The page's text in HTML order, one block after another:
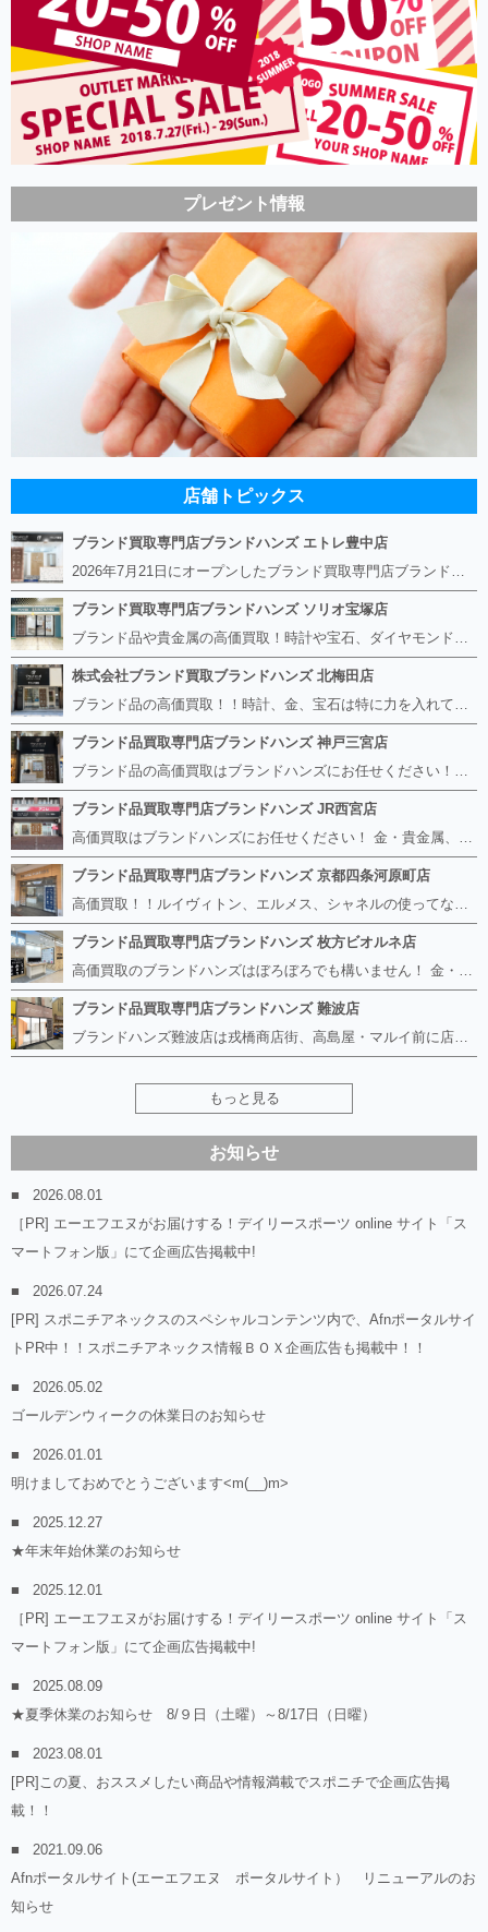
プレゼント情報
店舗トピックス
ブランド買取専門店ブランドハンズ エトレ豊中店
2026年7月21日にオープンしたブランド買取専門店ブランドハンズ エトレ豊中店です。 阪急豊中駅直結のショッピングモール エトレとよなかの１階に店舗がございます。 金・貴金属、ブランド品、時計、宝石などその他ブランド食器や美容機器、ブランド香水や化粧品などの取り扱いもございます。 熟練の鑑定士が親切・丁寧に接客、査定をさせていただきます。 査定だけでもOK。お気軽にご来店下さいませ！
ブランド買取専門店ブランドハンズ ソリオ宝塚店
ブランド品や貴金属の高価買取！時計や宝石、ダイヤモンドなど家に眠っているものがあったら捨てる前にブランドハンズへお越しください。 査定料は無料、お値段が付くものかお調べいたします！ 宅配買取もありますので使っていない古いルイヴィトンのバッグや財布、壊れているオメガの時計、千切れている金のネックレスや指輪、小型家電も取り扱っておりますのでお気軽にご利用下さい☆ その他ブランド食器、銀シルバー製品、美容機器、脱毛器、スマホなど幅広く取り扱っております！
株式会社ブランド買取ブランドハンズ 北梅田店
ブランド品の高価買取！！時計、金、宝石は特に力を入れています！ ルイヴィトン、シャネル、ロレックス、エルメスはもちろん、グッチ、プラダ、セリーヌ、フェンディなどなど、 その他ブランド食器、銀シルバー製品、美容機器、脱毛器、スマホなど幅広く取り扱っているので まずは無料査定にお越しください！ 手数料は全て無料！全国対応の宅配買取も行っておりますのでお気軽にご連絡下さい！
ブランド品買取専門店ブランドハンズ 神戸三宮店
ブランド品の高価買取はブランドハンズにお任せください！！ 高騰し続けている金・貴金属はもちろん、ルイヴィトン、エルメス、シャネル、ロレックスは特に力を入れております。 その他ブランド食器、銀シルバー製品、美容機器、脱毛器、スマホなど幅広く取り扱っております！ 鑑定士は経験豊富で親切丁寧な対応を心がけております。 鑑定書がないものでもしっかり見させて頂きます。
ブランド品買取専門店ブランドハンズ JR西宮店
高価買取はブランドハンズにお任せください！ 金・貴金属、ルイヴィトン、エルメス、シャネル、ロレックスは特に力を入れておりますが、 他店で断られたボロボロになったバッグや財布、壊れたブランド品、時計、千切れた貴金属もお買取り可能です。 経験豊富な鑑定士が宝石やダイヤモンドの鑑定書がないものでもしっかり見させて頂きます。 その他ブランド食器、銀シルバー製品、美容機器、脱毛器、スマホなど幅広く取り扱っております！ 是非お気軽にお越しください。
ブランド品買取専門店ブランドハンズ 京都四条河原町店
高価買取！！ルイヴィトン、エルメス、シャネルの使ってないものなど ブランドハンズならボロボロでも構いません。 他店に断られたものも当店ならお買取り可能です！ ロレックスやフェンディ、グッチも大歓迎です！ ブランド品や貴金属、時計、宝石、ダイヤモンドは特に高価買取ですのでお査定だけでもお待ちしております。
ブランド品買取専門店ブランドハンズ 枚方ビオルネ店
高価買取のブランドハンズはぼろぼろでも構いません！ 金・貴金属、ルイヴィトンやエルメス、シャネルの使ってないものはございませんか？ 他店に断られたものも当店ならお買取り可能です！ ロレックスやフェンディ、グッチも大歓迎！ ブランド品や貴金属、時計、宝石、ダイヤモンドは特に高価買取ですがブランド食器、スマホ、美容機器、銀製品など幅広く取り扱っております。
ブランド品買取専門店ブランドハンズ 難波店
ブランドハンズ難波店は戎橋商店街、高島屋・マルイ前に店舗があります！ ボロボロのルイヴィトン、エルメス、シャネルも高価買取！！ ぼろぼろのものでもブランドハンズなら高くお買取り致します！ ブランド香水や化粧品、動かない時計、ロレックスは特に高価買取です。 貴金属や宝石、ダイヤモンドの鑑定書がないものでもしっかり見させて頂きます。 是非お気軽にお越しください。
もっと見る
お知らせ
2026.08.01
［PR] エーエフエヌがお届けする！デイリースポーツ online サイト「ス
マートフォン版」にて企画広告掲載中!
2026.07.24
[PR] スポニチアネックスのスペシャルコンテンツ内で、Afnポータルサイ
トPR中！！スポニチアネックス情報ＢＯＸ企画広告も掲載中！！
2026.05.02
ゴールデンウィークの休業日のお知らせ
2026.01.01
明けましておめでとうございます<m(__)m>
2025.12.27
★年末年始休業のお知らせ
2025.12.01
［PR] エーエフエヌがお届けする！デイリースポーツ online サイト「ス
マートフォン版」にて企画広告掲載中!
2025.08.09
★夏季休業のお知らせ 8/９日（土曜）～8/17日（日曜）
2023.08.01
[PR]この夏、おススメしたい商品や情報満載でスポニチで企画広告掲
載！！
2021.09.06
Afnポータルサイト(エーエフエヌ ポータルサイト） リニューアルのお
知らせ